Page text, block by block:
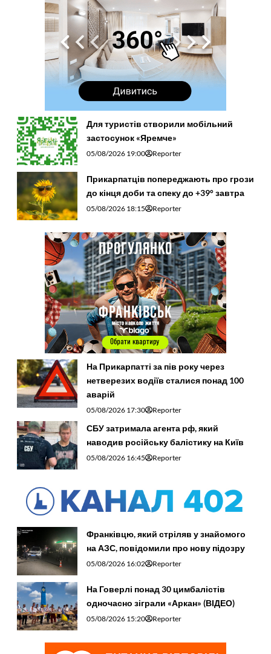
Для туристів створили мобільний
застосунок «Яремче»
05/08/2026 19:00 Reporter
Прикарпатців попереджають про грози
до кінця доби та спеку до +39° завтра
05/08/2026 18:15 Reporter
На Прикарпатті за пів року через
нетверезих водіїв сталися понад 100
аварій
05/08/2026 17:30 Reporter
СБУ затримала агента рф, який
наводив російську балістику на Київ
05/08/2026 16:45 Reporter
Франківцю, який стріляв у знайомого
на АЗС, повідомили про нову підозру
05/08/2026 16:02 Reporter
На Говерлі понад 30 цимбалістів
одночасно зіграли «Аркан» (ВІДЕО)
05/08/2026 15:20 Reporter